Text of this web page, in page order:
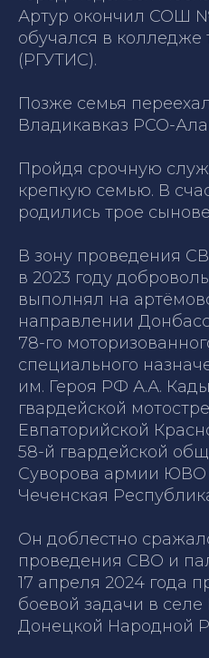
Артур окончил СОШ
обучался в колледже
(РГУТИС).
Позже семья
Владикавказ РСО-
Пройдя срочную
крепкую семью. В
родились трое
В зону проведения
в 2023 году
выполнял на
направлении
78-го
специального
им. Героя РФ А.А.
гвардейской
Евпаторийской
58-й гвардейской
Суворова армии ЮВО
Чеченская
Он доблестно
проведения СВО и
17 апреля 2024 года
боевой задачи в
Донецкой Народной